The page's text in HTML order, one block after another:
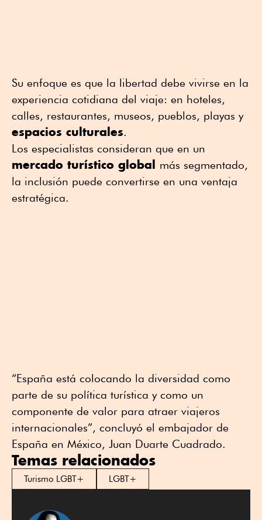
Su enfoque es que la libertad debe vivirse en la
experiencia cotidiana del viaje: en hoteles,
calles, restaurantes, museos, pueblos, playas y
espacios culturales.
Los especialistas consideran que en un
mercado turístico global
más segmentado,
la inclusión puede convertirse en una ventaja
estratégica.
“España está colocando la diversidad como
parte de su política turística y como un
componente de valor para atraer viajeros
internacionales”, concluyó el embajador de
España en México, Juan Duarte Cuadrado.
Temas relacionados
Turismo LGBT+ LGBT+